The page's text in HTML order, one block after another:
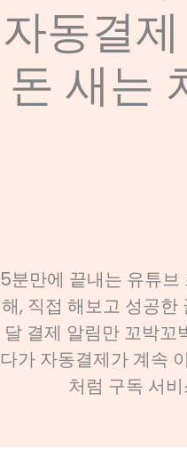
자동결
돈 새는
5분만에 끝내는 유튜
해, 직접 해보고 성공한
달 결제 알림만 꼬박꼬
다가 자동결제가 계속
처럼 구독 서